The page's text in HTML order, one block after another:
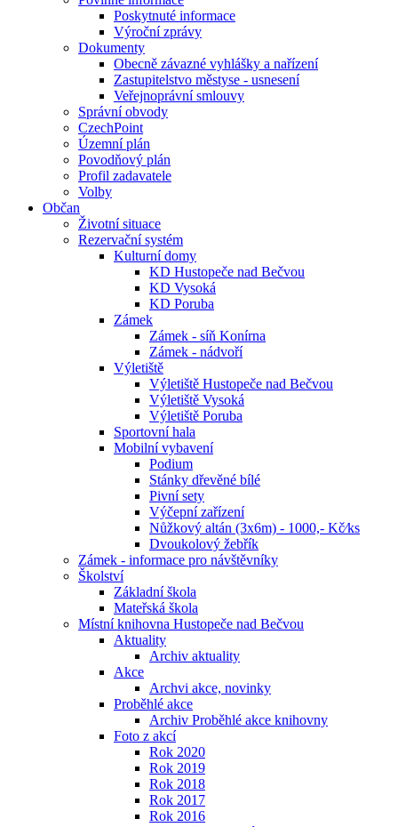
Poskytnuté informace
Výroční zprávy
Dokumenty
Obecně závazné vyhlášky a nařízení
Zastupitelstvo městyse - usnesení
Veřejnoprávní smlouvy
Správní obvody
CzechPoint
Územní plán
Povodňový plán
Profil zadavatele
Volby
Občan
Životní situace
Rezervační systém
Kulturní domy
KD Hustopeče nad Bečvou
KD Vysoká
KD Poruba
Zámek
Zámek - síň Konírna
Zámek - nádvoří
Výletiště
Výletiště Hustopeče nad Bečvou
Výletiště Vysoká
Výletiště Poruba
Sportovní hala
Mobilní vybavení
Podium
Stánky dřevěné bílé
Pivní sety
Výčepní zařízení
Nůžkový altán (3x6m) - 1000,- Kč⁄ks
Dvoukolový žebřík
Zámek - informace pro návštěvníky
Školství
Základní škola
Mateřská škola
Místní knihovna Hustopeče nad Bečvou
Aktuality
Archiv aktuality
Akce
Archvi akce, novinky
Proběhlé akce
Archiv Proběhlé akce knihovny
Foto z akcí
Rok 2020
Rok 2019
Rok 2018
Rok 2017
Rok 2016